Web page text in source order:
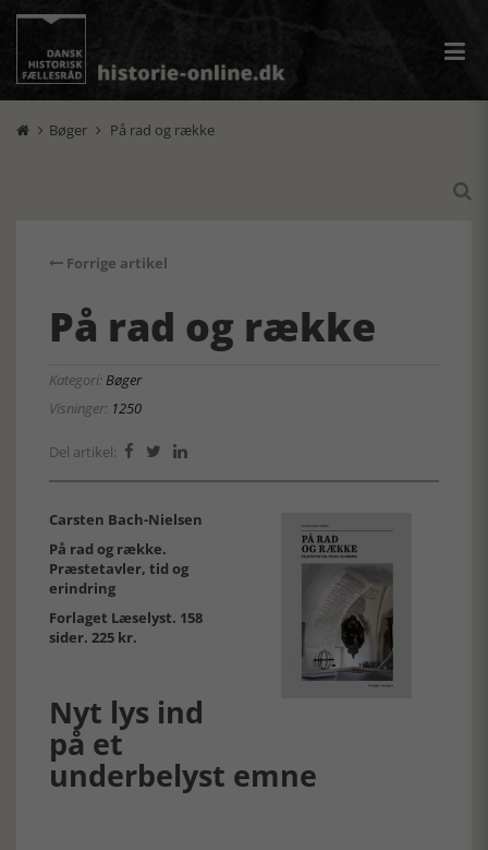
 Bøger  På rad og række

Forrige artikel
På rad og række
Kategori:Bøger
Visninger: 1250
Del artikel:   
Carsten Bach-Nielsen
På rad og række.
Præstetavler, tid og
erindring
Forlaget Læselyst. 158
sider. 225 kr.
Nyt lys ind
på et
underbelyst emne